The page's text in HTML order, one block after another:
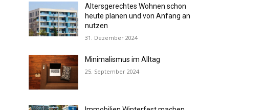
Altersgerechtes Wohnen schon
heute planen und von Anfang an
nutzen
31. Dezember 2024
Minimalismus im Alltag
25. September 2024